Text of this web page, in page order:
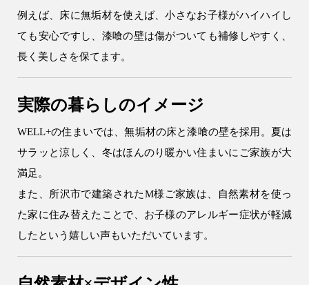
例えば、床に無垢材を使えば、小さなお子様がハイハイし
ても安心ですし、漆喰の壁は傷がついても補修しやすく、
長く美しさを保てます。
実際の暮らしのイメージ
WELL+の住まいでは、無垢材の床と漆喰の壁を採用。夏は
サラッと涼しく、冬はほんのり暖かい住まいにご家族が大
満足。
また、所沢市で建築されたM様ご家族は、自然素材を使っ
た家に住み替えたことで、お子様のアレルギー症状が軽減
したという嬉しい声もいただいています。
（定休／水曜日）
0120-70-1212